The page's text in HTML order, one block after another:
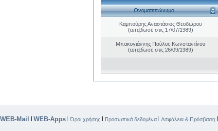
Ονοματεπώνυμο
Καμπούρης Αναστάσιος Θεοδώρου
(απεβίωσε στις 17/07/1989)
Μπακογιάννης Παύλος Κωνσταντίνου
(απεβίωσε στις 26/09/1989)
WEB-Mail | WEB-Apps |Όροι χρήσης | Προσωπικά δεδομένα | Ασφάλεια & Πρόσβαση